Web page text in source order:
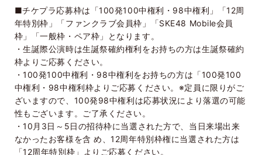
■チケプラ応募枠は「100発100中権利・ 98中権利」「12周
年特別枠」「ファンクラブ会員枠」「SKE48 Mobile会員
枠」「一般枠・ペア枠」となります。
・生誕際公演時は生誕祭確約権利をお持ちの方は生誕祭確約
枠よりご応募ください。
・100発100中権利・ 98中権利をお持ちの方は「100発100
中権利・ 98中権利枠よりご応募ください。 ※定員に限りがご
ざいますので、 100発98中権利は応募状況により落選の可能
性もございます。ご了承ください。
・10 月 3日～ 5日の招待枠に当選された方で、当日来場出来
なかったお客様を含 め、12周年特別枠権に当選された方は
「12周年特別枠」よりご応募ください。